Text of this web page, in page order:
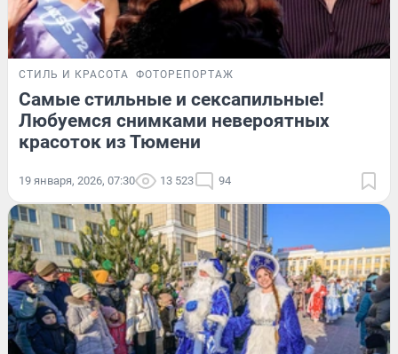
СТИЛЬ И КРАСОТА ФОТОРЕПОРТАЖ
Самые стильные и сексапильные!
Любуемся снимками невероятных
красоток из Тюмени
19 января, 2026, 07:30 13 523 94